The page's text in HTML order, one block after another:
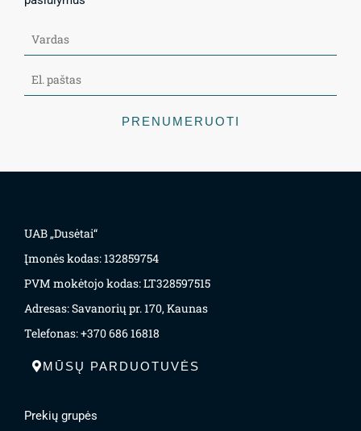
PRENUMERUOTI
UAB „Dusėtai“
Įmonės kodas: 132859754
PVM mokėtojo kodas: LT328597515
Adresas: Savanorių pr. 170, Kaunas
Telefonas: +370 686 16818
MŪSŲ PARDUOTUVĖS
Prekių grupės